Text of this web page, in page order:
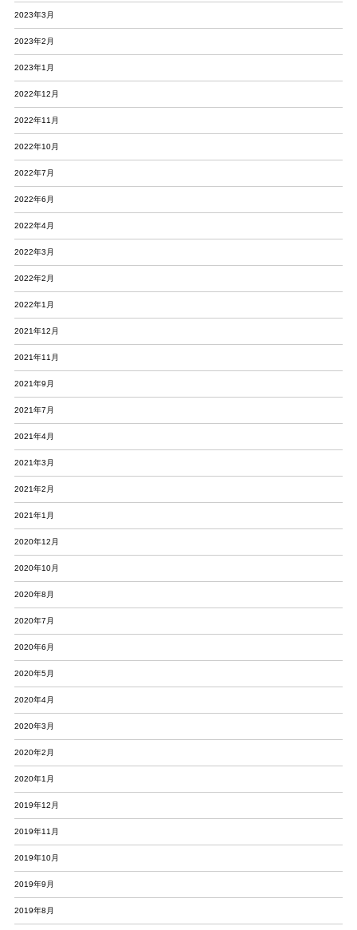
2023年3月
2023年2月
2023年1月
2022年12月
2022年11月
2022年10月
2022年7月
2022年6月
2022年4月
2022年3月
2022年2月
2022年1月
2021年12月
2021年11月
2021年9月
2021年7月
2021年4月
2021年3月
2021年2月
2021年1月
2020年12月
2020年10月
2020年8月
2020年7月
2020年6月
2020年5月
2020年4月
2020年3月
2020年2月
2020年1月
2019年12月
2019年11月
2019年10月
2019年9月
2019年8月